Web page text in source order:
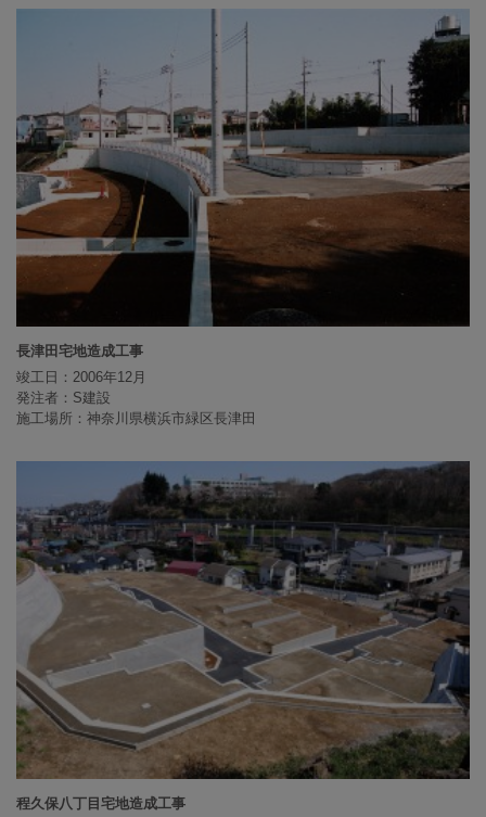
長津田宅地造成工事
竣工日：2006年12月
発注者：S建設
施工場所：神奈川県横浜市緑区長津田
程久保八丁目宅地造成工事